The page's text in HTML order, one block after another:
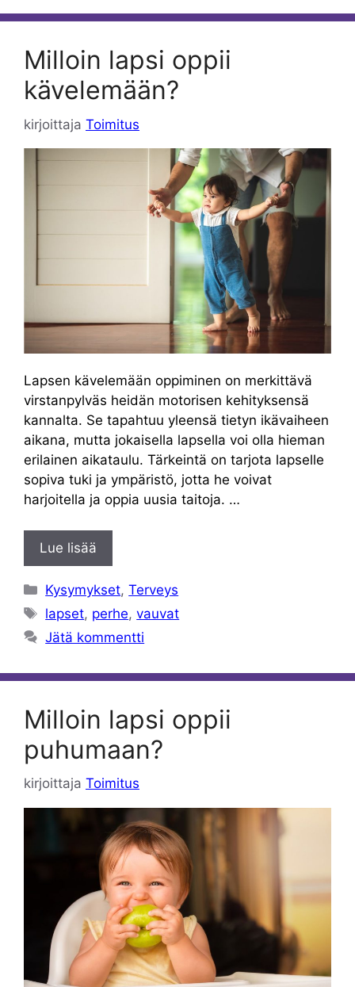
Milloin lapsi oppii
kävelemään?
kirjoittaja Toimitus
Lapsen kävelemään oppiminen on merkittävä
virstanpylväs heidän motorisen kehityksensä
kannalta. Se tapahtuu yleensä tietyn ikävaiheen
aikana, mutta jokaisella lapsella voi olla hieman
erilainen aikataulu. Tärkeintä on tarjota lapselle
sopiva tuki ja ympäristö, jotta he voivat
harjoitella ja oppia uusia taitoja. …
Lue lisää
Kategoriat
Kysymykset,Terveys
Avainsanat
lapset, perhe,vauvat
Jätä kommentti
Milloin lapsi oppii
puhumaan?
kirjoittaja Toimitus